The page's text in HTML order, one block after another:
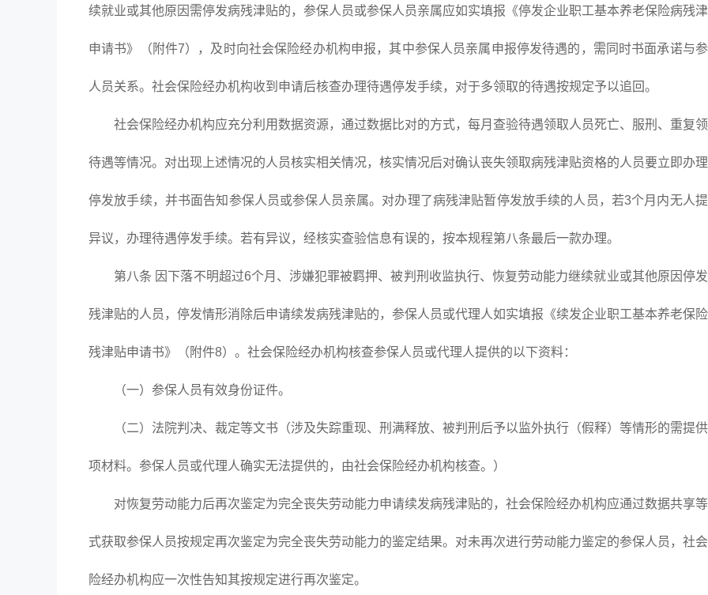
续就业或其他原因需停发病残津贴的，参保人员或参保人员亲属应如实填报《停发企业职工基本养老保险病残
申请书》（附件7），及时向社会保险经办机构申报，其中参保人员亲属申报停发待遇的，需同时书面承诺与
人员关系。社会保险经办机构收到申请后核查办理待遇停发手续，对于多领取的待遇按规定予以追回。
社会保险经办机构应充分利用数据资源，通过数据比对的方式，每月查验待遇领取人员死亡、服刑、重复
待遇等情况。对出现上述情况的人员核实相关情况，核实情况后对确认丧失领取病残津贴资格的人员要立即办
停发放手续，并书面告知参保人员或参保人员亲属。对办理了病残津贴暂停发放手续的人员，若3个月内无人
异议，办理待遇停发手续。若有异议，经核实查验信息有误的，按本规程第八条最后一款办理。
第八条 因下落不明超过6个月、涉嫌犯罪被羁押、被判刑收监执行、恢复劳动能力继续就业或其他原因停
残津贴的人员，停发情形消除后申请续发病残津贴的，参保人员或代理人如实填报《续发企业职工基本养老保
残津贴申请书》（附件8）。社会保险经办机构核查参保人员或代理人提供的以下资料：
（一）参保人员有效身份证件。
（二）法院判决、裁定等文书（涉及失踪重现、刑满释放、被判刑后予以监外执行（假释）等情形的需提
项材料。参保人员或代理人确实无法提供的，由社会保险经办机构核查。）
对恢复劳动能力后再次鉴定为完全丧失劳动能力申请续发病残津贴的，社会保险经办机构应通过数据共享
式获取参保人员按规定再次鉴定为完全丧失劳动能力的鉴定结果。对未再次进行劳动能力鉴定的参保人员，社
险经办机构应一次性告知其按规定进行再次鉴定。